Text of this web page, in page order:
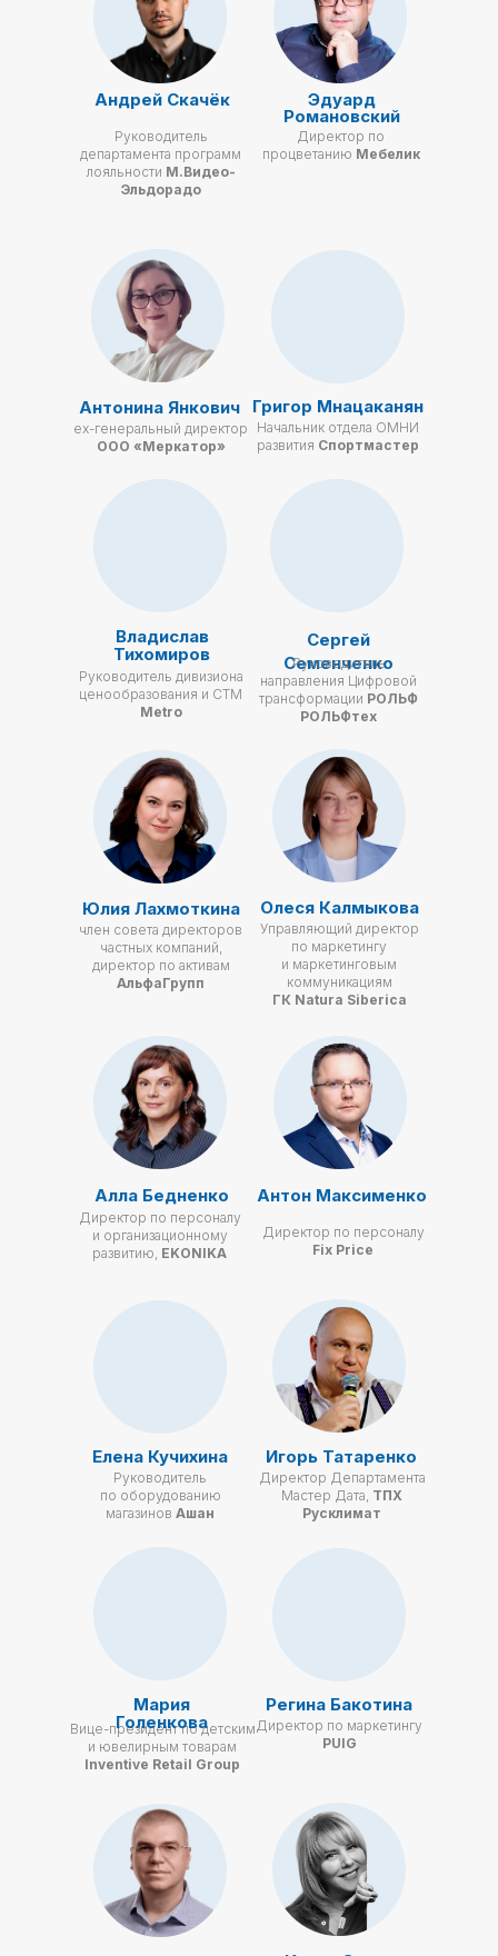
Андрей Скачёк Эдуард
Романовский
Руководитель
департамента программ
лояльности М.Видео-
Эльдорадо
Директор по
процветанию Мебелик
Управляющий директор
по маркетингу
и маркетинговым
коммуникациям
ГК Natura Siberica
Начальник отдела ОМНИ
развития Спортмастер
Руководитель дивизиона
ценообразования и СТМ
Metro
Олеся Калмыкова
Григор Мнацаканян
Владислав
Тихомиров
Алла Бедненко
Сергей
Семенченко
Руководитель
направления Цифровой
трансформации РОЛЬФ
РОЛЬФтех
Юлия Лахмоткина
Директор по персоналу
и организационному
развитию, EKONIKA
член совета директоров
частных компаний,
директор по активам
АльфаГрупп
Антон Максименко
ex-генеральный директор
ООО «Меркатор»
Антонина Янкович
Директор по персоналу
Fix Price
Руководитель
по оборудованию
магазинов Ашан
Вице-президент по детским
и ювелирным товарам
Inventive Retail Group
Елена Кучихина
Регина Бакотина
Директор по маркетингу
PUIG
Мария
Голенкова
Директор Департамента
Мастер Дата, ТПХ
Русклимат
Игорь Татаренко